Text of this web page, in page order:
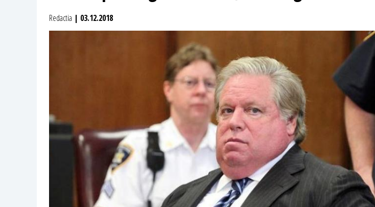
Redactia | 03.12.2018